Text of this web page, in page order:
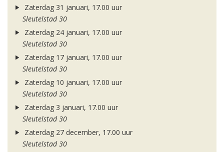
Zaterdag 31 januari, 17.00 uur
Sleutelstad 30
Zaterdag 24 januari, 17.00 uur
Sleutelstad 30
Zaterdag 17 januari, 17.00 uur
Sleutelstad 30
Zaterdag 10 januari, 17.00 uur
Sleutelstad 30
Zaterdag 3 januari, 17.00 uur
Sleutelstad 30
Zaterdag 27 december, 17.00 uur
Sleutelstad 30